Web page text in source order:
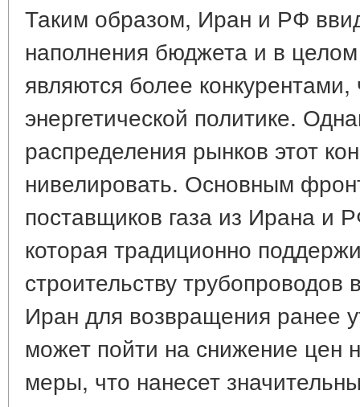
Таким образом, Иран и РФ
наполнения бюджета и в целом
являются более
энергетической политике.
распределения рынков этот
нивелировать. Основным
поставщиков газа из Ирана и
которая традиционно
строительству
Иран для возвращения ранее
может пойти на снижение цен
меры, что нанесет